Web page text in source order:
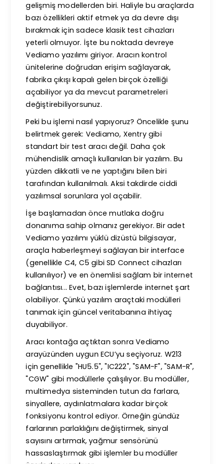
gelişmiş modellerden biri. Haliyle bu araçlarda
bazı özellikleri aktif etmek ya da devre dışı
bırakmak için sadece klasik test cihazları
yeterli olmuyor. İşte bu noktada devreye
Vediamo yazılımı giriyor. Aracın kontrol
ünitelerine doğrudan erişim sağlayarak,
fabrika çıkışı kapalı gelen birçok özelliği
açabiliyor ya da mevcut parametreleri
değiştirebiliyorsunuz.
Peki bu işlemi nasıl yapıyoruz? Öncelikle şunu
belirtmek gerek: Vediamo, Xentry gibi
standart bir test aracı değil. Daha çok
mühendislik amaçlı kullanılan bir yazılım. Bu
yüzden dikkatli ve ne yaptığını bilen biri
tarafından kullanılmalı. Aksi takdirde ciddi
yazılımsal sorunlara yol açabilir.
İşe başlamadan önce mutlaka doğru
donanıma sahip olmanız gerekiyor. Bir adet
Vediamo yazılımı yüklü dizüstü bilgisayar,
araçla haberleşmeyi sağlayan bir interface
(genellikle C4, C5 gibi SD Connect cihazları
kullanılıyor) ve en önemlisi sağlam bir internet
bağlantısı... Evet, bazı işlemlerde internet şart
olabiliyor. Çünkü yazılım araçtaki modülleri
tanımak için güncel veritabanına ihtiyaç
duyabiliyor.
Aracı kontağa açtıktan sonra Vediamo
arayüzünden uygun ECU’yu seçiyoruz. W213
için genellikle "HU5.5", "IC222", "SAM-F", "SAM-R",
"CGW" gibi modüllerle çalışılıyor. Bu modüller,
multimedya sisteminden tutun da farlara,
sinyallere, aydınlatmalara kadar birçok
fonksiyonu kontrol ediyor. Örneğin gündüz
farlarının parlaklığını değiştirmek, sinyal
sayısını artırmak, yağmur sensörünü
hassaslaştırmak gibi işlemler bu modüller